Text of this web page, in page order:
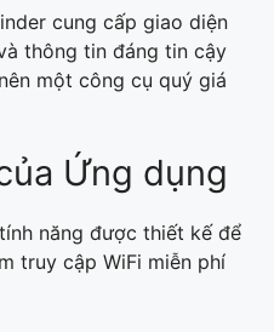
cung cấp giao diện
thông tin đáng tin cậy
một công cụ quý giá
Ứng dụng
năng được thiết kế để
truy cập WiFi miễn phí